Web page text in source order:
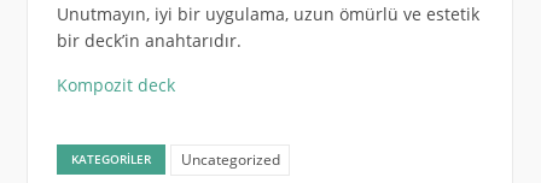
Unutmayın, iyi bir uygulama, uzun ömürlü ve estetik
bir deck’in anahtarıdır.
Kompozit deck
KATEGORILER Uncategorized